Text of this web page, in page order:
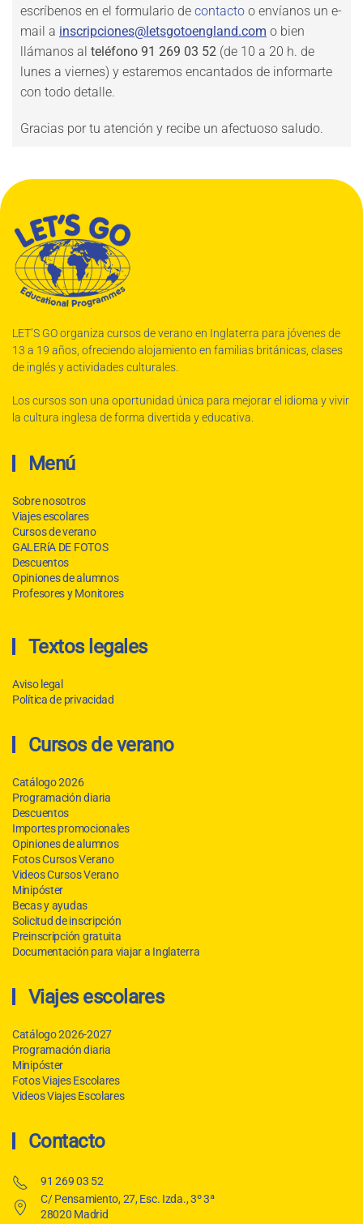
escríbenos en el formulario de contacto o envíanos un e-
mail a inscripciones@letsgotoengland.com o bien
llámanos al teléfono 91 269 03 52 (de 10 a 20 h. de
lunes a viernes) y estaremos encantados de informarte
con todo detalle.
Gracias por tu atención y recibe un afectuoso saludo.
LET’S GO organiza cursos de verano en Inglaterra para jóvenes de
13 a 19 años, ofreciendo alojamiento en familias británicas, clases
de inglés y actividades culturales.
Los cursos son una oportunidad única para mejorar el idioma y vivir
la cultura inglesa de forma divertida y educativa.
Menú
Sobre nosotros
Viajes escolares
Cursos de verano
GALERíA DE FOTOS
Descuentos
Opiniones de alumnos
Profesores y Monitores
Textos legales
Aviso legal
Política de privacidad
Cursos de verano
Catálogo 2026
Programación diaria
Descuentos
Importes promocionales
Opiniones de alumnos
Fotos Cursos Verano
Videos Cursos Verano
Minipóster
Becas y ayudas
Solicitud de inscripción
Preinscripción gratuita
Documentación para viajar a Inglaterra
Viajes escolares
Catálogo 2026-2027
Programación diaria
Minipóster
Fotos Viajes Escolares
Videos Viajes Escolares
Contacto
91 269 03 52
C/ Pensamiento, 27, Esc. Izda., 3º 3ª
28020 Madrid